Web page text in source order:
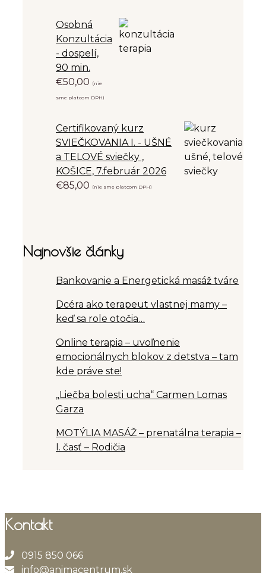
Osobná
Konzultácia
- dospelí,
90 min.
€50,00 (nie
sme platcom DPH)
Certifikovaný kurz
SVIEČKOVANIA I. - UŠNÉ
a TELOVÉ sviečky ,
KOŠICE, 7.február 2026
€85,00 (nie sme platcom DPH)
Najnovšie články
Bankovanie a Energetická masáž tváre
Dcéra ako terapeut vlastnej mamy –
keď sa role otočia…
Online terapia – uvoľnenie
emocionálnych blokov z detstva – tam
kde práve ste!
„Liečba bolesti ucha“ Carmen Lomas
Garza
MOTÝLIA MASÁŽ – prenatálna terapia –
I. časť – Rodičia
Kontakt
0915 850 066
info@animacentrum.sk